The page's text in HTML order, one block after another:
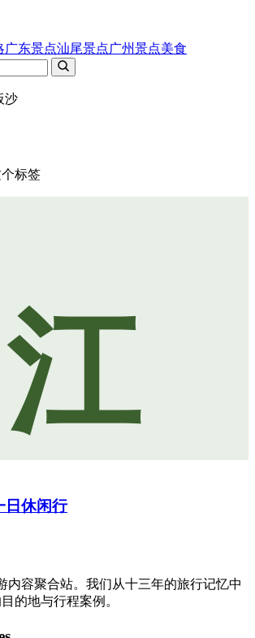
广东景点汕尾景点广州景点美食
沙
标签
江
日休闲行
容聚合站。我们从十三年的旅行记忆中
的地与行程案例。